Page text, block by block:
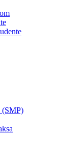
(SMP)